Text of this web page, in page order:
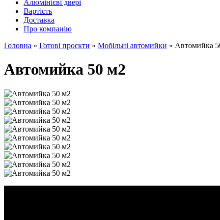
Алюмінієві двері
Вартість
Доставка
Про компанію
Головна » Готові проєкти » Мобільні автомийки » Автомийка
Автомийка 50 м2